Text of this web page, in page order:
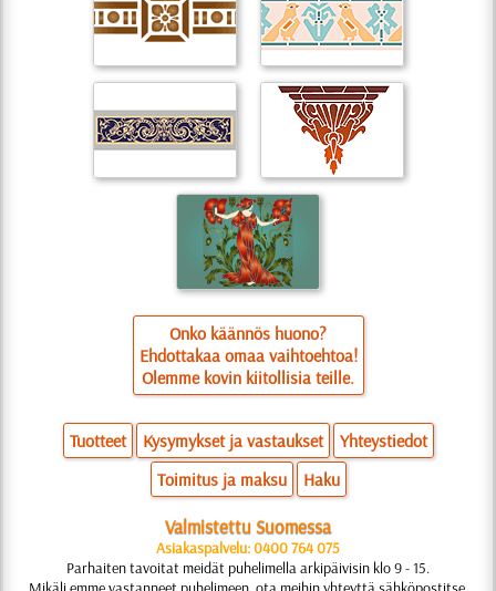
Onko käännös huono?
Ehdottakaa omaa vaihtoehtoa!
Olemme kovin kiitollisia teille.
Tuotteet Kysymykset ja vastaukset
Yhteystiedot
Toimitus ja maksu
Haku
Valmistettu Suomessa
Asiakaspalvelu: 0400 764 075
Parhaiten tavoitat meidät puhelimella arkipäivisin klo 9 - 15.